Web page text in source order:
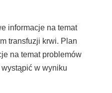
informacje na temat
transfuzji krwi. Plan
na temat problemów
w wyniku